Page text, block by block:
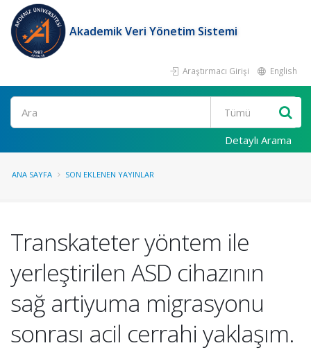
Akademik Veri Yönetim Sistemi
Araştırmacı Girişi English
Ara
Detaylı Arama
ANA SAYFA SON EKLENEN YAYINLAR
Transkateter yöntem ile
yerleştirilen ASD cihazının
sağ artiyuma migrasyonu
sonrası acil cerrahi yaklaşım.